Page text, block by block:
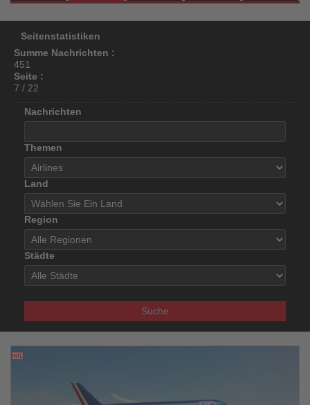
Seitenstatistiken
Summe Nachrichten :
451
Seite :
7 / 22
Nachrichten
Themen
Land
Region
Städte
Suche